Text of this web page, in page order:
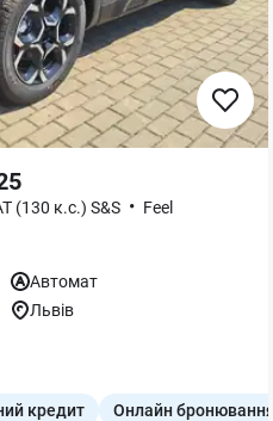
(130 к.с.) S&S • Feel
Автомат
Львів
кредит Онлайн